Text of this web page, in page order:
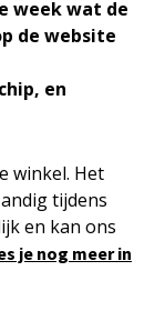
week wat de
de website
en
winkel. Het
tijdens
en kan ons
je nog meer in